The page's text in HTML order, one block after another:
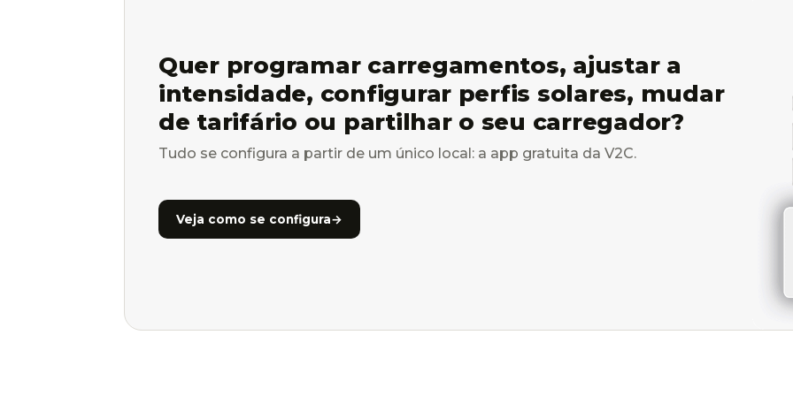
Quer programar carregamentos, ajustar a
intensidade, configurar perfis solares, mudar
de tarifário ou partilhar o seu carregador?
Tudo se configura a partir de um único local: a app gratuita da V2C.
Veja como se configura→